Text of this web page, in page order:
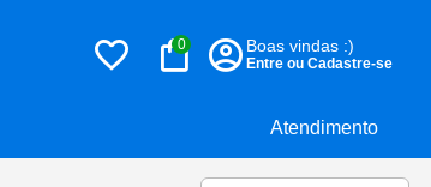
Atendimento
0 Boas vindas :)
Entre ou Cadastre-se